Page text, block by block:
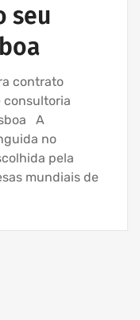
seu
contrato
consultoria
A
no
pela
mundiais de